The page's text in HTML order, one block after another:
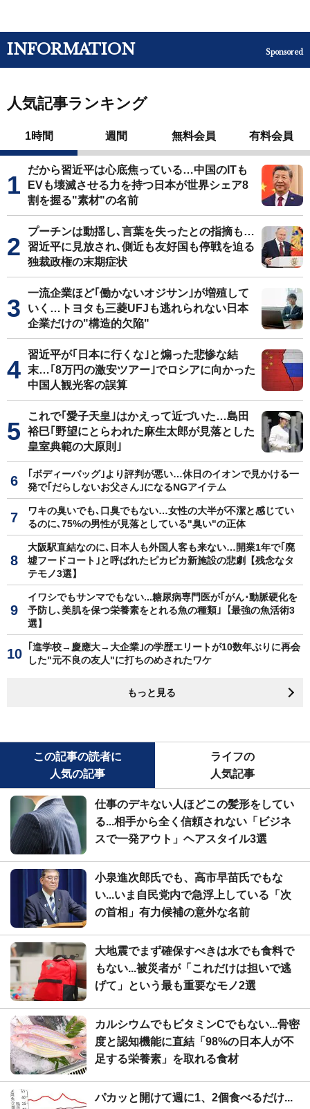
INFORMATION Sponsored
人気記事ランキング
1時間 週間 無料会員 有料会員
だから習近平は心底焦っている…中国のITも
EVも壊滅させる力を持つ日本が世界シェア8
割を握る"素材"の名前
プーチンは動揺し､言葉を失ったとの指摘も…
習近平に見放され､側近も友好国も停戦を迫る
独裁政権の末期症状
一流企業ほど｢働かないオジサン｣が増殖して
いく…トヨタも三菱UFJも逃れられない日本
企業だけの"構造的欠陥"
習近平が｢日本に行くな｣と煽った悲惨な結
末…｢8万円の激安ツアー｣でロシアに向かった
中国人観光客の誤算
これで｢愛子天皇｣はかえって近づいた…島田
裕巳｢野望にとらわれた麻生太郎が見落とした
皇室典範の大原則｣
｢ボディーバッグ｣より評判が悪い…休日のイオンで見かける一
発で｢だらしないお父さん｣になるNGアイテム
ワキの臭いでも､口臭でもない…女性の大半が不潔と感じてい
るのに､75%の男性が見落としている"臭い"の正体
大阪駅直結なのに､日本人も外国人客も来ない…開業1年で｢廃
墟フードコート｣と呼ばれたピカピカ新施設の悲劇【残念なタ
テモノ3選】
イワシでもサンマでもない...糖尿病専門医が｢がん･動脈硬化を
予防し､美肌を保つ栄養素をとれる魚の種類｣【最強の魚活術3
選】
｢進学校→慶應大→大企業｣の学歴エリートが10数年ぶりに再会
した"元不良の友人"に打ちのめされたワケ
もっと見る
この記事の読者に
人気の記事
ライフの
人気記事
仕事のデキない人ほどこの髪形をしてい
る...相手から全く信頼されない「ビジネ
スで一発アウト」ヘアスタイル3選
小泉進次郎氏でも、高市早苗氏でもな
い...いま自民党内で急浮上している「次
の首相」有力候補の意外な名前
大地震でまず確保すべきは水でも食料で
もない...被災者が「これだけは担いで逃
げて」という最も重要なモノ2選
カルシウムでもビタミンCでもない...骨密
度と認知機能に直結「98%の日本人が不
足する栄養素」を取れる食材
パカッと開けて週に1、2個食べるだけ...